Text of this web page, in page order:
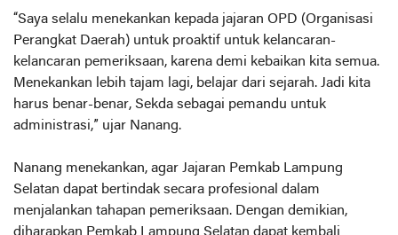
“Saya selalu menekankan kepada jajaran OPD (Organisasi
Perangkat Daerah) untuk proaktif untuk kelancaran-
kelancaran pemeriksaan, karena demi kebaikan kita semua.
Menekankan lebih tajam lagi, belajar dari sejarah. Jadi kita
harus benar-benar, Sekda sebagai pemandu untuk
administrasi,” ujar Nanang.
Nanang menekankan, agar Jajaran Pemkab Lampung
Selatan dapat bertindak secara profesional dalam
menjalankan tahapan pemeriksaan. Dengan demikian,